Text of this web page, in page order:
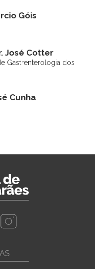
Góis
José Cotter
Gastrenterologia dos
Cunha